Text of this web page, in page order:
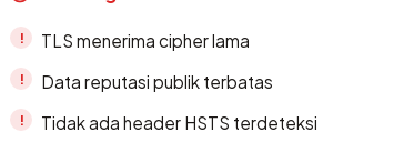
TLS menerima cipher lama
Data reputasi publik terbatas
Tidak ada header HSTS terdeteksi